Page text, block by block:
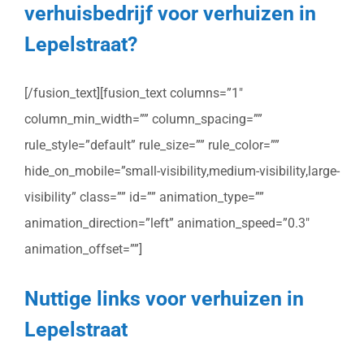
verhuisbedrijf voor verhuizen in
Lepelstraat?
[/fusion_text][fusion_text columns=”1″
column_min_width=”” column_spacing=””
rule_style=”default” rule_size=”” rule_color=””
hide_on_mobile=”small-visibility,medium-visibility,large-
visibility” class=”” id=”” animation_type=””
animation_direction=”left” animation_speed=”0.3″
animation_offset=””]
Nuttige links voor verhuizen in
Lepelstraat